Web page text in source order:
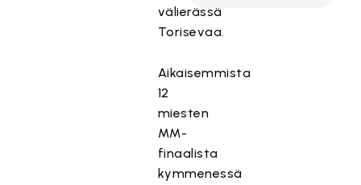
välierässä
Torisevaa.
Aikaisemmista
12
miesten
MM-
finaalista
kymmenessä